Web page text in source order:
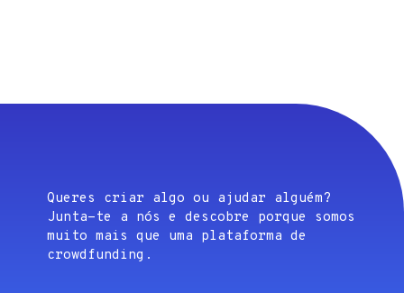
Queres criar algo ou ajudar alguém?
Junta-te a nós e descobre porque somos
muito mais que uma plataforma de
crowdfunding.